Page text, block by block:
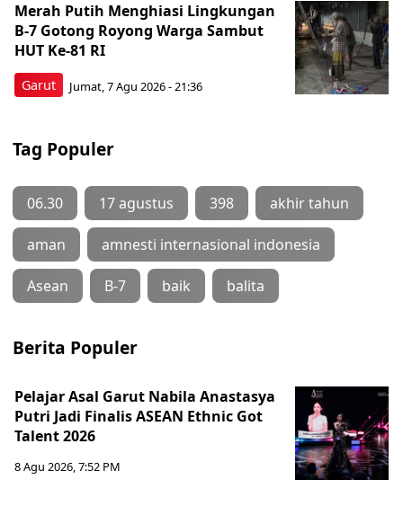
Garut
Merah Putih Menghiasi Lingkungan
B-7 Gotong Royong Warga Sambut
HUT Ke-81 RI
Jumat, 7 Agu 2026 - 21:36
Tag Populer
06.30 17 agustus 398 akhir tahun
aman amnesti internasional indonesia
Asean B-7 baik balita
Berita Populer
Pelajar Asal Garut Nabila Anastasya
Putri Jadi Finalis ASEAN Ethnic Got
Talent 2026
8 Agu 2026, 7:52 PM